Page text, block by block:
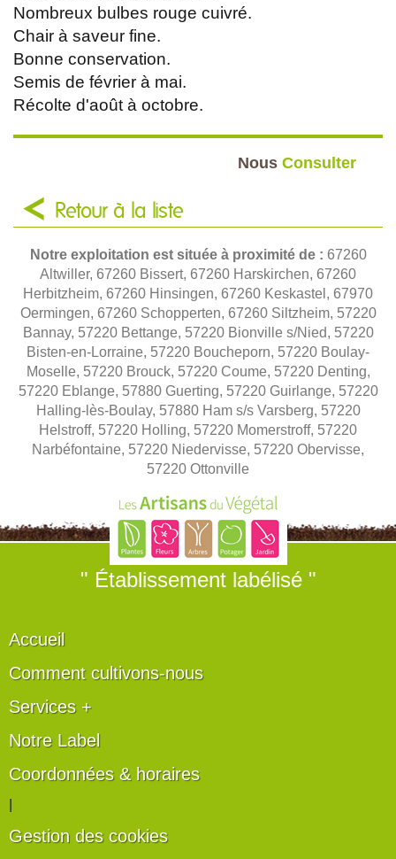
Nombreux bulbes rouge cuivré.
Chair à saveur fine.
Bonne conservation.
Semis de février à mai.
Récolte d'août à octobre.
Nous Consulter
Retour à la liste
Notre exploitation est située à proximité de : 67260
Altwiller, 67260 Bissert, 67260 Harskirchen, 67260
Herbitzheim, 67260 Hinsingen, 67260 Keskastel, 67970
Oermingen, 67260 Schopperten, 67260 Siltzheim, 57220
Bannay, 57220 Bettange, 57220 Bionville s/Nied, 57220
Bisten-en-Lorraine, 57220 Boucheporn, 57220 Boulay-
Moselle, 57220 Brouck, 57220 Coume, 57220 Denting,
57220 Eblange, 57880 Guerting, 57220 Guirlange, 57220
Halling-lès-Boulay, 57880 Ham s/s Varsberg, 57220
Helstroff, 57220 Holling, 57220 Momerstroff, 57220
Narbéfontaine, 57220 Niedervisse, 57220 Obervisse,
57220 Ottonville
" Établissement labélisé "
Accueil
Comment cultivons-nous
Services +
Notre Label
Coordonnées & horaires
Gestion des cookies